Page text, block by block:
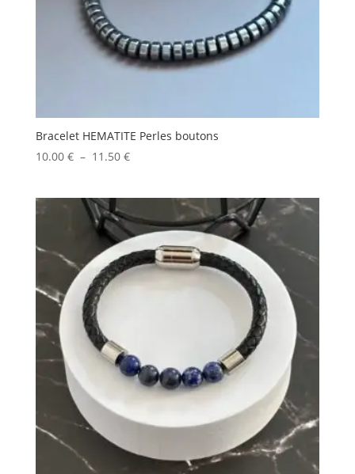
Bracelet HEMATITE Perles boutons
10.00 € – 11.50 €Plage
à
11.50 €